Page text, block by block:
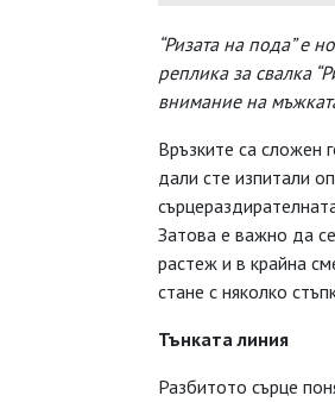
“Ризата на пода” е
реплика за свалка
внимание на
Връзките са сложен
дали сте изпитали
Затова е важно да
растеж и в крайна
стане с няколко
Тънката линия
Разбитото сърце